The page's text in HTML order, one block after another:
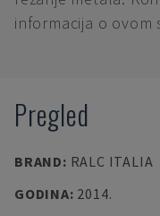
informacija o ovom
Pregled
BRAND: RALC ITALIA
GODINA: 2014.